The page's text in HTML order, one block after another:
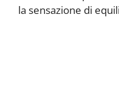
la sensazione di